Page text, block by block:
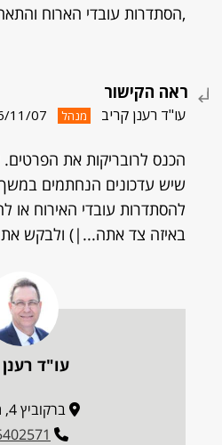
,הסתדרות עובדי הארוח
ראה הקישור
עו"ד רענן קריב מנהל 11/07
הכנס לרובריקות את
שיש עדכונים הנחתמים במשך
להסתדרות עובדי האירוח או
באיזה צד אתה...|) ולבקש את
עו"ד
ברקוביץ 4, תל אביב